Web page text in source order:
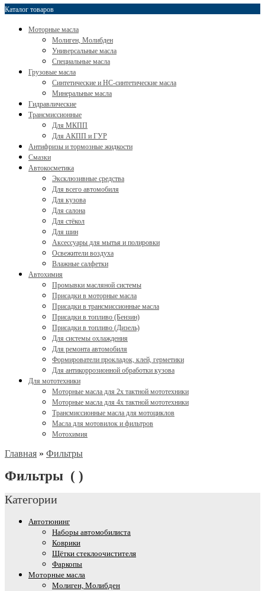
Каталог товаров
Моторные масла
Молиген, Молибден
Универсальные масла
Специальные масла
Грузовые масла
Cинтетические и HC-синтетические масла
Минеральные масла
Гидравлические
Трансмиссионные
Для МКПП
Для АКПП и ГУР
Антифризы и тормозные жидкости
Смазки
Автокосметика
Эксклюзивные средства
Для всего автомобиля
Для кузова
Для салона
Для стёкол
Для шин
Аксессуары для мытья и полировки
Освежители воздуха
Влажные салфетки
Автохимия
Промывки масляной системы
Присадки в моторные масла
Присадки в трансмиссионные масла
Присадки в топливо (Бензин)
Присадки в топливо (Дизель)
Для системы охлаждения
Для ремонта автомобиля
Формирователи прокладок, клей, герметики
Для антикоррозионной обработки кузова
Для мототехники
Моторные масла для 2х тактной мототехники
Моторные масла для 4х тактной мототехники
Трансмиссионные масла для мотоциклов
Масла для мотовилок и фильтров
Мотохимия
Главная » Фильтры
Фильтры ( )
Категории
Автотюнинг
Наборы автомобилиста
Коврики
Щётки стеклоочистителя
Фаркопы
Моторные масла
Молиген, Молибден